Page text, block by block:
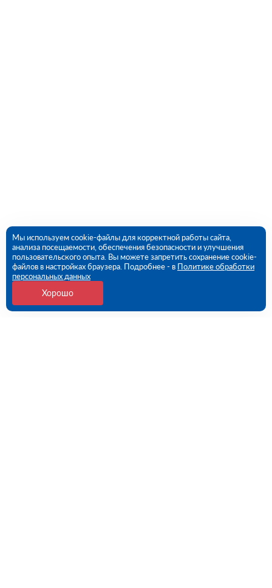
Мы используем cookie-файлы для корректной работы сайта,
анализа посещаемости, обеспечения безопасности и улучшения
пользовательского опыта. Вы можете запретить сохранение cookie-
файлов в настройках браузера. Подробнее - в Политике обработки
персональных данных
Хорошо